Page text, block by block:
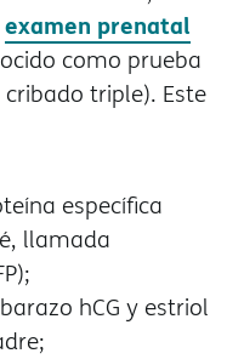
examen prenatal
como prueba
triple). Este
específica
llamada
hCG y estriol